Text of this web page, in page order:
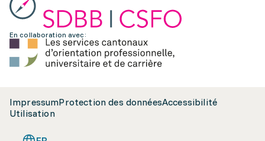
En collaboration avec:
ImpressumProtection des donnéesAccessibilité
Utilisation